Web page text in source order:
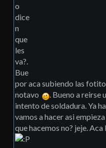
o
dice
n
que
les
va?.
Bue
por aca subiendo las
notavo
. Bueno a reirse
intento de soldadura. Ya
vamos a hacer asi
que hacemos no? jeje.